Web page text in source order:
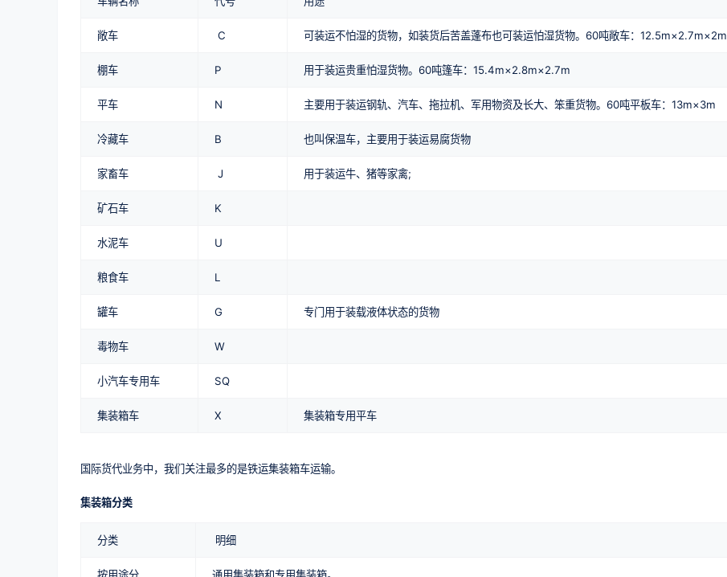
敞车 C 可装运不怕湿的货物，如装货后苦盖蓬布也可装运怕湿货物。60吨敞车：12.5m×2.7m×2m
棚车 P 用于装运贵重怕湿货物。60吨篷车：15.4m×2.8m×2.7m
平车 N 主要用于装运钢轨、汽车、拖拉机、军用物资及长大、笨重货物。 60吨平板车：13m×3m
冷藏车 B 也叫保温车，主要用于装运易腐货物
家畜车 J 用于装运牛、猪等家禽;
矿石车 K
水泥车 U
粮食车 L
罐车 G 专门用于装载液体状态的货物
毒物车 W
小汽车专用车 SQ
集装箱车 X 集装箱专用平车
国际货代业务中，我们关注最多的是铁运集装箱车运输。
集装箱分类
分类 明细